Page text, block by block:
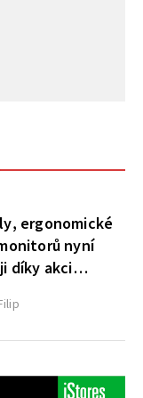
ergonomické
nyní
díky akci